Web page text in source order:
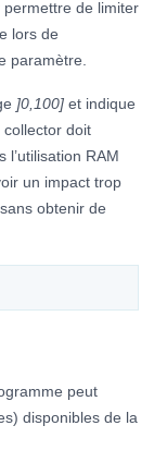
de limiter
lors de
paramètre.
]0,100]et indique
doit
l’utilisation RAM
un impact trop
obtenir de
peut
disponibles de la